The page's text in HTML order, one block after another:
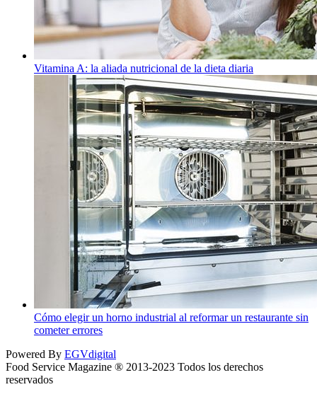
Vitamina A: la aliada nutricional de la dieta diaria
Cómo elegir un horno industrial al reformar un restaurante sin
cometer errores
Powered By EGVdigital
Food Service Magazine ® 2013-2023 Todos los derechos
reservados